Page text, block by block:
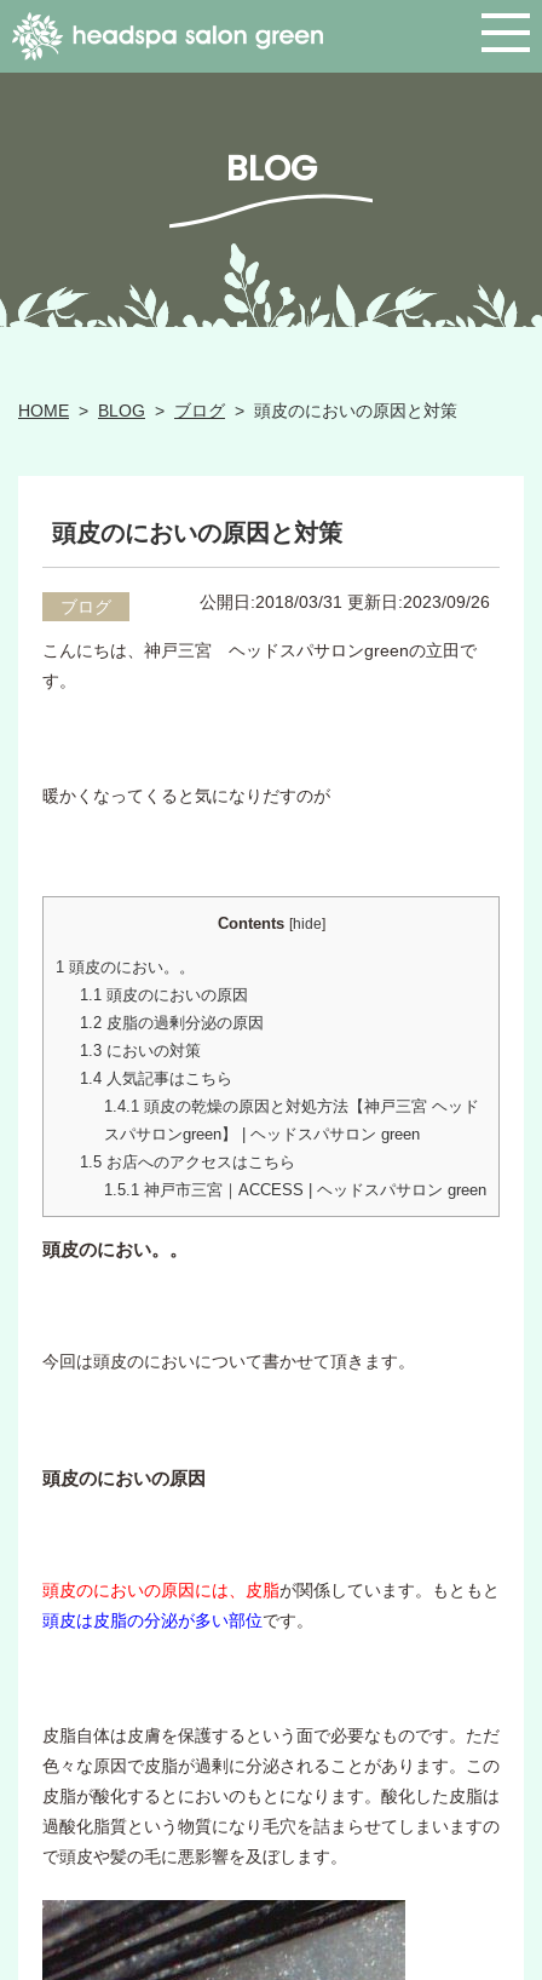
BLOG
HOME > BLOG > ブログ > 頭皮のにおいの原因と対策
頭皮のにおいの原因と対策
ブログ 公開日:2018/03/31 更新日:2023/09/26
こんにちは、神戸三宮 ヘッドスパサロンgreenの立田で
す。
暖かくなってくると気になりだすのが
Contents [hide]
1 頭皮のにおい。。
1.1 頭皮のにおいの原因
1.2皮脂の過剰分泌の原因
1.3においの対策
1.4人気記事はこちら
1.4.1 頭皮の乾燥の原因と対処方法【神戸三宮 ヘッド
スパサロンgreen】 | ヘッドスパサロン green
1.5お店へのアクセスはこちら
1.5.1 神戸市三宮｜ACCESS | ヘッドスパサロン green
頭皮のにおい。。
今回は頭皮のにおいについて書かせて頂きます。
頭皮のにおいの原因
頭皮のにおいの原因には、皮脂が関係しています。もともと
頭皮は皮脂の分泌が多い部位です。
皮脂自体は皮膚を保護するという面で必要なものです。ただ
色々な原因で皮脂が過剰に分泌されることがあります。この
皮脂が酸化するとにおいのもとになります。酸化した皮脂は
過酸化脂質という物質になり毛穴を詰まらせてしまいますの
で頭皮や髪の毛に悪影響を及ぼします。